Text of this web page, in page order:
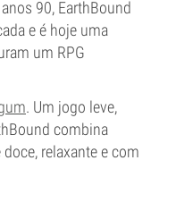
90, EarthBound
e é hoje uma
um RPG
. Um jogo leve,
combina
relaxante e com